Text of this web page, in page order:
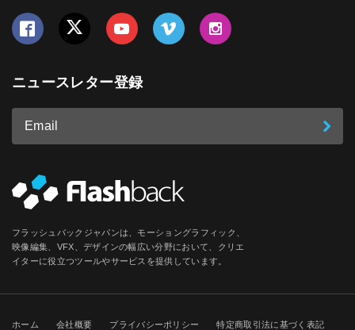
ニュースレター登録
ス
必
須
登
フラッシュバックジャパンは、モーショングラフィック、
映像編集、VFX、デザインの幅広い分野において、クリエ
イターに役立つツールやサービスを提供しています。
ホーム 会社概要 プライバシーポリシー 特定商取引法に基づく表記